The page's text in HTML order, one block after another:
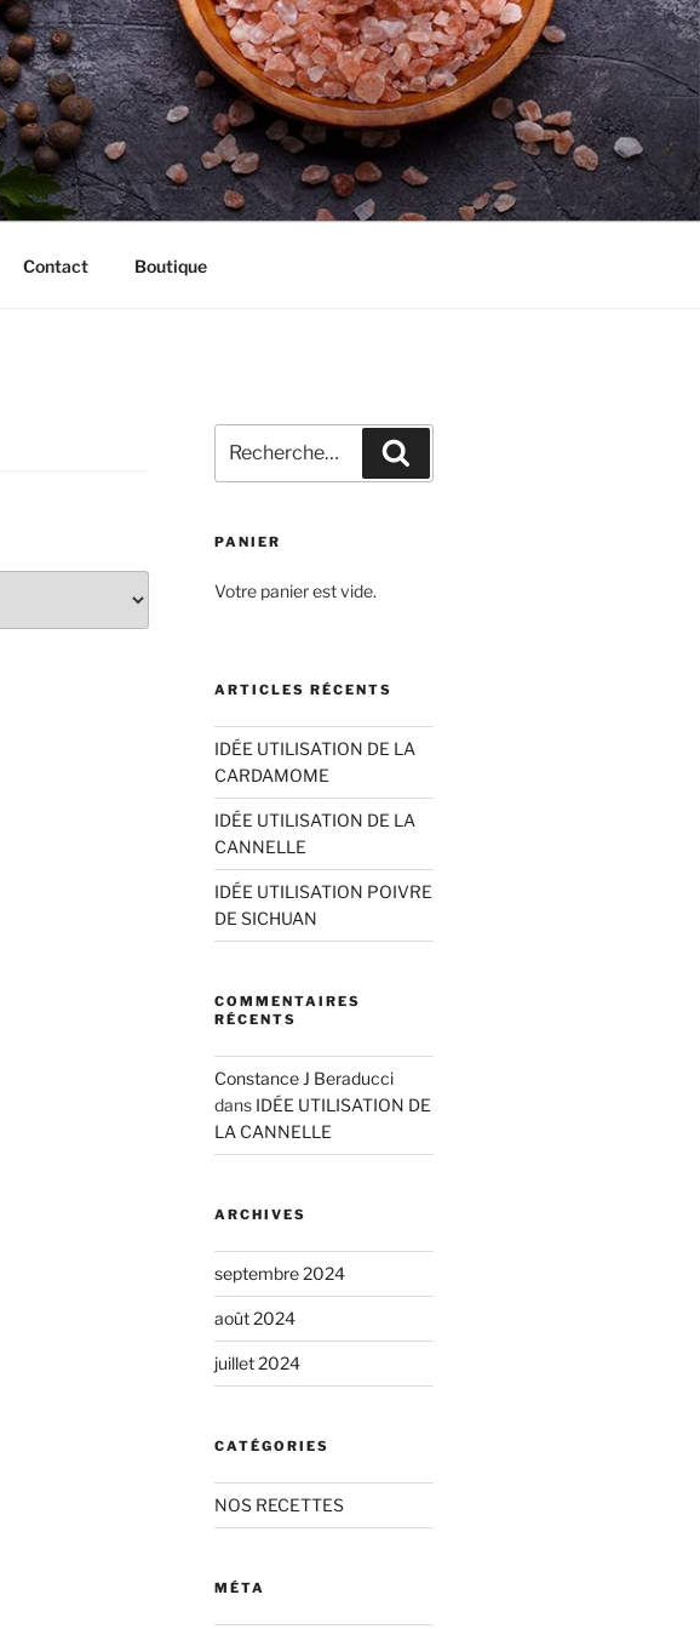
Contact Boutique
pour
:
PANIER
Votre panier est vide.
ARTICLES RÉCENTS
IDÉE UTILISATION DE LA
CARDAMOME
IDÉE UTILISATION DE LA
CANNELLE
IDÉE UTILISATION POIVRE
DE SICHUAN
COMMENTAIRES
RÉCENTS
Constance J Beraducci
dans IDÉE UTILISATION DE
LA CANNELLE
ARCHIVES
septembre 2024
août 2024
juillet 2024
CATÉGORIES
NOS RECETTES
MÉTA